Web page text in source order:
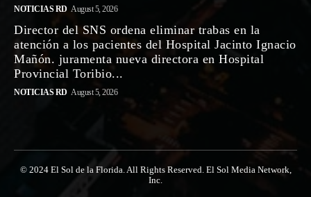
NOTICIAS RD August 5, 2026
Director del SNS ordena eliminar trabas en la
atención a los pacientes del Hospital Jacinto Ignacio
Mañón. juramenta nueva directora en Hospital
Provincial Toribio...
NOTICIAS RD August 5, 2026
© 2024 El Sol de la Florida. All Rights Reserved. El Sol Media Network,
Inc.